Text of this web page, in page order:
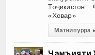
«Ховар»
Матни пурра